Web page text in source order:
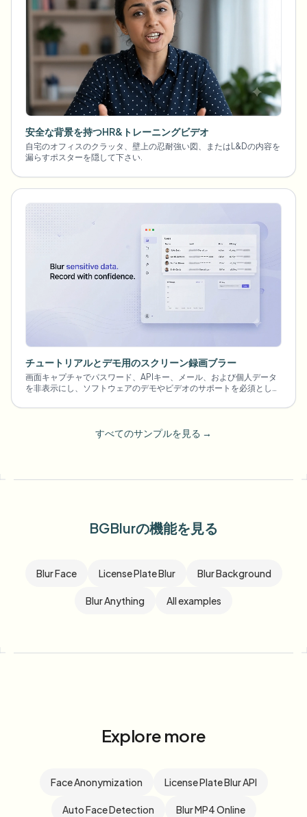
安全な背景を持つHR&トレーニングビデオ
自宅のオフィスのクラッタ、壁上の忍耐強い図、またはL&Dの内容を
漏らすポスターを隠して下さい.
チュートリアルとデモ用のスクリーン録画ブラー
画面キャプチャでパスワード、APIキー、メール、および個人データ
を非表示にし、ソフトウェアのデモやビデオのサポートを必須としま
すべてのサンプルを見る →
BGBlurの機能を見る
Blur Face License Plate Blur Blur Background
Blur Anything All examples
Explore more
Face Anonymization License Plate Blur API
Auto Face Detection Blur MP4 Online